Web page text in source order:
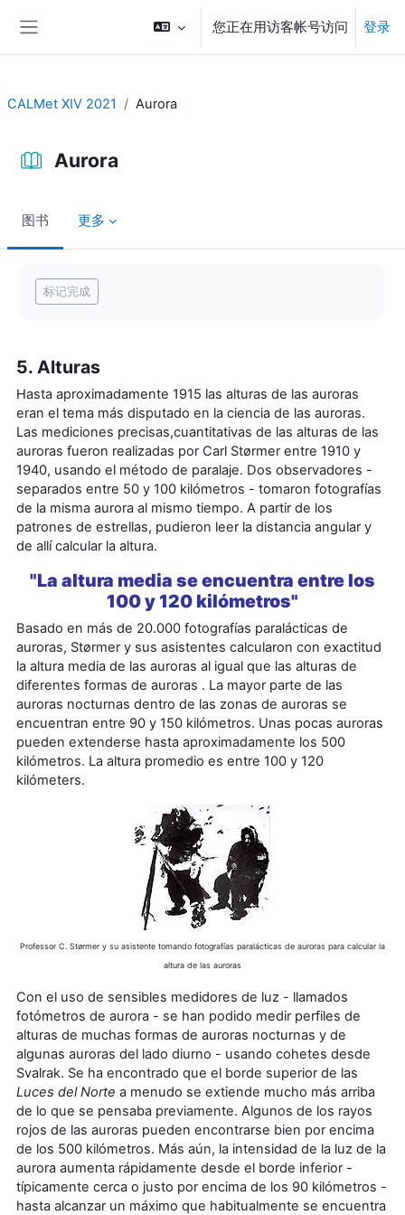
您正在用访客帐号访问 登录
CALMet XIV 2021 Aurora
Aurora
图书 更多
标记完成
5. Alturas
Hasta aproximadamente 1915 las alturas de las auroras
eran el tema más disputado en la ciencia de las auroras.
Las mediciones precisas,cuantitativas de las alturas de las
auroras fueron realizadas por Carl Størmer entre 1910 y
1940, usando el método de paralaje. Dos observadores -
separados entre 50 y 100 kilómetros - tomaron fotografías
de la misma aurora al mismo tiempo. A partir de los
patrones de estrellas, pudieron leer la distancia angular y
de allí calcular la altura.
"La altura media se encuentra entre los
100 y 120 kilómetros"
Basado en más de 20.000 fotografías paralácticas de
auroras, Størmer y sus asistentes calcularon con exactitud
la altura media de las auroras al igual que las alturas de
diferentes formas de auroras . La mayor parte de las
auroras nocturnas dentro de las zonas de auroras se
encuentran entre 90 y 150 kilómetros. Unas pocas auroras
pueden extenderse hasta aproximadamente los 500
kilómetros. La altura promedio es entre 100 y 120
kilómeters.
Professor C. Størmer y su asistente tomando fotografías paralácticas de auroras para calcular la
altura de las auroras
Con el uso de sensibles medidores de luz - llamados
fotómetros de aurora - se han podido medir perfiles de
alturas de muchas formas de auroras nocturnas y de
algunas auroras del lado diurno - usando cohetes desde
Svalrak. Se ha encontrado que el borde superior de las
Luces del Norte a menudo se extiende mucho más arriba
de lo que se pensaba previamente. Algunos de los rayos
rojos de las auroras pueden encontrarse bien por encima
de los 500 kilómetros. Más aún, la intensidad de la luz de la
aurora aumenta rápidamente desde el borde inferior -
típicamente cerca o justo por encima de los 90 kilómetros -
hasta alcanzar un máximo que habitualmente se encuentra